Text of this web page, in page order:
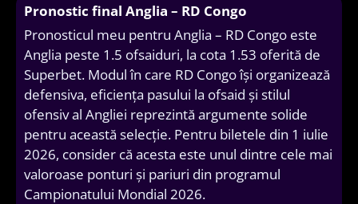
Pronostic final Anglia – RD Congo
Pronosticul meu pentru Anglia – RD Congo este
Anglia peste 1.5 ofsaiduri, la cota 1.53 oferită de
Superbet. Modul în care RD Congo își organizează
defensiva, eficiența pasului la ofsaid și stilul
ofensiv al Angliei reprezintă argumente solide
pentru această selecție. Pentru biletele din 1 iulie
2026, consider că acesta este unul dintre cele mai
valoroase ponturi și pariuri din programul
Campionatului Mondial 2026.